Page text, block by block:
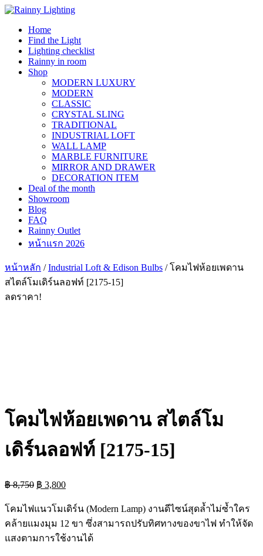
Skip
contentHome
Find the Light
Lighting checklist
Rainny in room
Shop
MODERN LUXURY
MODERN
CLASSIC
CRYSTAL SLING
TRADITIONAL
INDUSTRIAL LOFT
WALL LAMP
MARBLE FURNITURE
MIRROR AND DRAWER
DECORATION ITEM
Deal of the month
Showroom
Blog
FAQ
Rainny Outlet
หน้าแรก 2026
หน้าหลัก /Industrial Loft & Edison Bulbs / โคมไฟห้อยเพดาน
สไตล์โมเดิร์นลอฟท์ [2175-15]
ลดราคา!
โคมไฟห้อยเพดาน สไตล์โม
เดิร์นลอฟท์ [2175-15]
฿8,750 Original
price
was:
฿ 3,800Current
price
is:
฿ 3,800.
โคมไฟแนวโมเดิร์น (Modern Lamp) งานดีไซน์สุดล้ำไม่ซ้ำใคร
คล้ายแมงมุม 12 ขา ซึ่งสามารถปรับทิศทางของขาไฟ ทำให้จัด
แสงตามการใช้งานได้